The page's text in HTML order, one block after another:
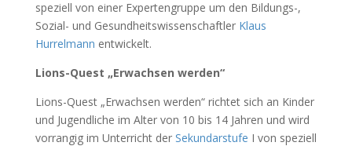
speziell von einer Expertengruppe um den Bildungs-,
Sozial- und Gesundheitswissenschaftler Klaus
Hurrelmann entwickelt.
Lions-Quest „Erwachsen werden“
Lions-Quest „Erwachsen werden“ richtet sich an Kinder
und Jugendliche im Alter von 10 bis 14 Jahren und wird
vorrangig im Unterricht der Sekundarstufe I von speziell